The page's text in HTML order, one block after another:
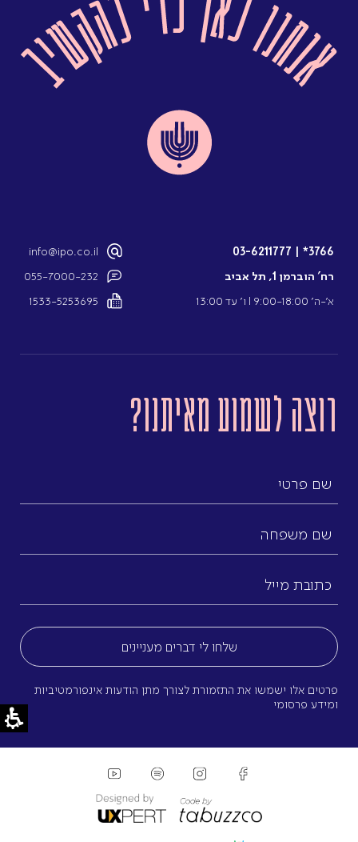
3766*
|
03-6211777
רח’ הוברמן 1, תל אביב
א’-ה’ 9:00-18:00 l ו’ עד 13:00
info@ipo.co.il
055-7000-232
1533-5253695
רוצה לשמוע מאיתנו?
פרטי
משפחה
מייל
פרטים אלו ישמשו את התזמורת לצורך מתן הודעות אינפורמטיביות
ומידע פרסומי